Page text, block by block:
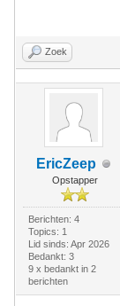
Zoek
EricZeep
Opstapper
Berichten: 4
Topics: 1
Lid sinds: Apr 2026
Bedankt: 3
9 x bedankt in 2
berichten